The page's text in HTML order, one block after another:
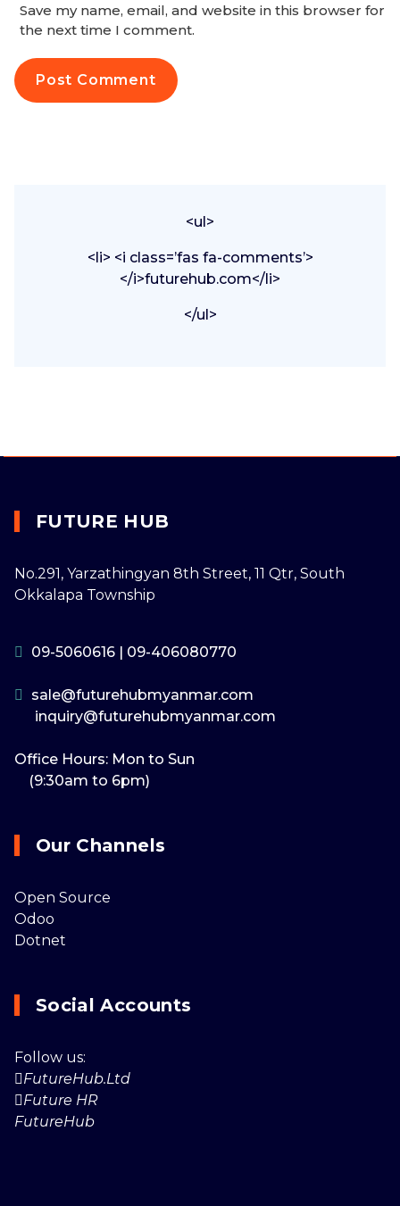
Save my name, email, and website in this browser for
the next time I comment.
<ul>
<li> <i class=’fas fa-comments’>
</i>futurehub.com</li>
</ul>
FUTURE HUB
No.291, Yarzathingyan 8th Street, 11 Qtr, South
Okkalapa Township
09-5060616 09-406080770
sale@futurehubmyanmar.com
inquiry@futurehubmyanmar.com
Office Hours: Mon to Sun
(9:30am to 6pm)
Our Channels
Open Source
Odoo
Dotnet
Social Accounts
Follow us:
FutureHub.Ltd
Future HR
FutureHub